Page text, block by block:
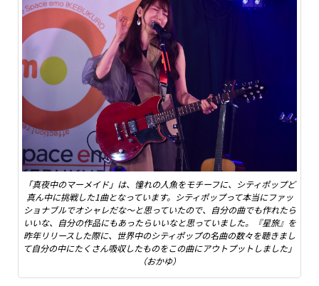
「真夜中のマーメイド」は、憧れの人魚をモチーフに、シティポップど
真ん中に挑戦した1曲となっています。シティポップって本当にファッ
ショナブルでオシャレだな〜と思っていたので、自分の曲でも作れたら
いいな、自分の作品にもあったらいいなと思っていました。『星旅』を
昨年リリースした際に、世界中のシティポップの名曲の数々を聴きまし
て自分の中にたくさん吸収したものをこの曲にアウトプットしました」
（おかゆ）